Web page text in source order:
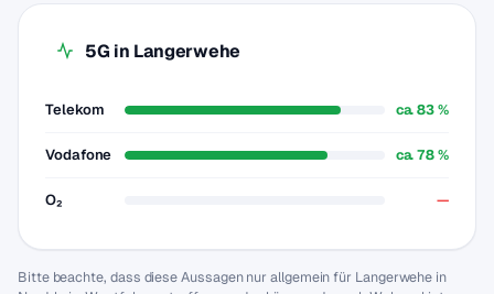
5G in Langerwehe
Telekom ca. 83 %
Vodafone ca. 78 %
O₂ —
Bitte beachte, dass diese Aussagen nur allgemein für Langerwehe in